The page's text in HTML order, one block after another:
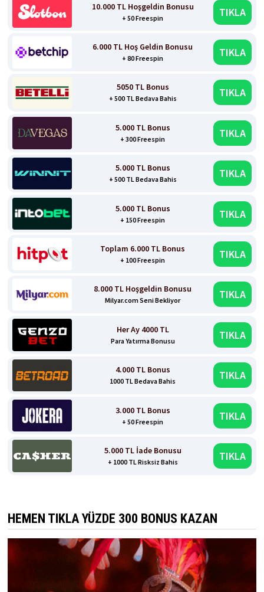
10.000 TL Hoşgeldin Bonusu
+ 50 Freespin TIKLA
6.000 TL Hoş Geldin Bonusu
+ 80 Freespin TIKLA
5050 TL Bonus
+ 500 TL Bedava Bahis TIKLA
5.000 TL Bonus
+ 300 Freespin TIKLA
5.000 TL Bonus
+ 500 TL Bedava Bahis TIKLA
5.000 TL Bonus
+ 150 Freespin TIKLA
Toplam 6.000 TL Bonus
+ 100 Freespin TIKLA
8.000 TL Hoşgeldin Bonusu
Milyar.com Seni Bekliyor TIKLA
Her Ay 4000 TL
Para Yatırma Bonusu TIKLA
4.000 TL Bonus
1000 TL Bedava Bahis TIKLA
3.000 TL Bonus
+ 50 Freespin TIKLA
5.000 TL İade Bonusu
+ 1000 TL Risksiz Bahis TIKLA
HEMEN TIKLA YÜZDE 300 BONUS KAZAN